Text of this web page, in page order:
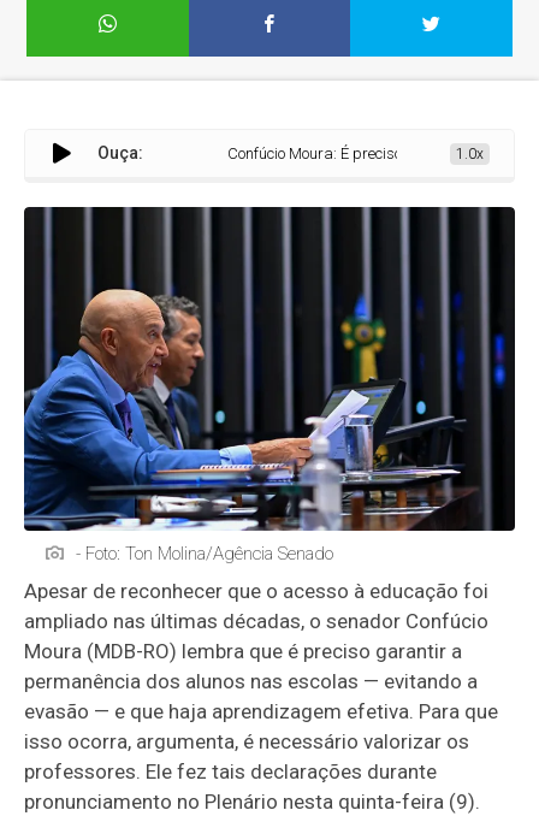
Ouça: Confúcio Moura: É preciso garantir a1.0x
- Foto: Ton Molina/Agência Senado
Apesar de reconhecer que o acesso à educação foi
ampliado nas últimas décadas, o senador Confúcio
Moura (MDB-RO) lembra que é preciso garantir a
permanência dos alunos nas escolas — evitando a
evasão — e que haja aprendizagem efetiva. Para que
isso ocorra, argumenta, é necessário valorizar os
professores. Ele fez tais declarações durante
pronunciamento no Plenário nesta quinta-feira (9).